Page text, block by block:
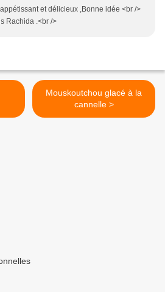
et délicieux ,Bonne idée <br />
Rachida .<br />
Mouskoutchou glacé à la
cannelle >